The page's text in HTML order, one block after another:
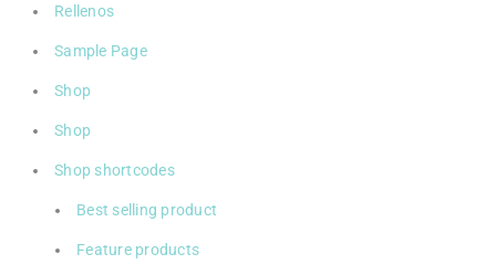
Rellenos
Sample Page
Shop
Shop
Shop shortcodes
Best selling product
Feature products